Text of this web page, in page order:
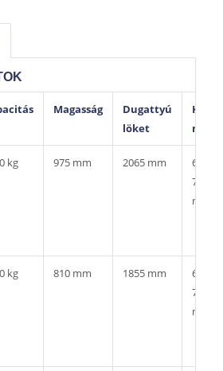
Magasság
Dugattyú
löket
Keret
kg 975 mm 2065 mm
600 x
700
mm
kg 810 mm 1855 mm
600 x
700
mm